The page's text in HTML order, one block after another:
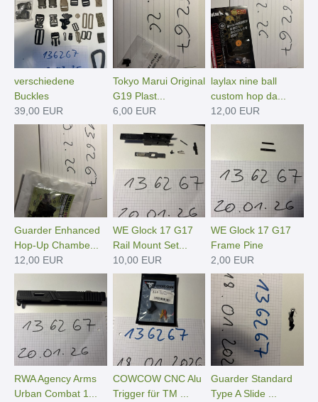
verschiedene
Buckles
39,00 EUR
Tokyo Marui Original
G19 Plast...
6,00 EUR
laylax nine ball
custom hop da...
12,00 EUR
Guarder Enhanced
Hop-Up Chambe...
12,00 EUR
WE Glock 17 G17
Rail Mount Set...
10,00 EUR
WE Glock 17 G17
Frame Pine
2,00 EUR
RWA Agency Arms
Urban Combat 1...
COWCOW CNC Alu
Trigger für TM ...
Guarder Standard
Type A Slide ...